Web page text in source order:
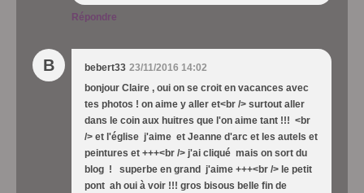
Répondre
B bebert33 23/11/2016 14:02
bonjour Claire , oui on se croit en vacances avec
tes photos ! on aime y aller et<br /> surtout aller
dans le coin aux huitres que l'on aime tant !!! <br
/> et l'église j'aime et Jeanne d'arc et les autels et
peintures et +++<br /> j'ai cliqué mais on sort du
blog ! superbe en grand j'aime +++<br /> le petit
pont ah oui à voir !!! gros bisous belle fin de